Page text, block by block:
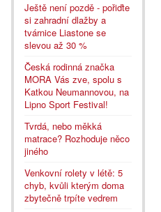
Ještě není pozdě - pořiďte
si zahradní dlažby a
tvárnice Liastone se
slevou až 30 %
Česká rodinná značka
MORA Vás zve, spolu s
Katkou Neumannovou, na
Lipno Sport Festival!
Tvrdá, nebo měkká
matrace? Rozhoduje něco
jiného
Venkovní rolety v létě: 5
chyb, kvůli kterým doma
zbytečně trpíte vedrem